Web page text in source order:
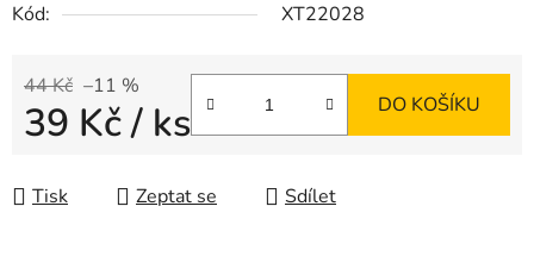
Kód:
XT22028
44 Kč –11 %
39 Kč/ ks DO KOŠÍKU
Tisk Zeptat se Sdílet